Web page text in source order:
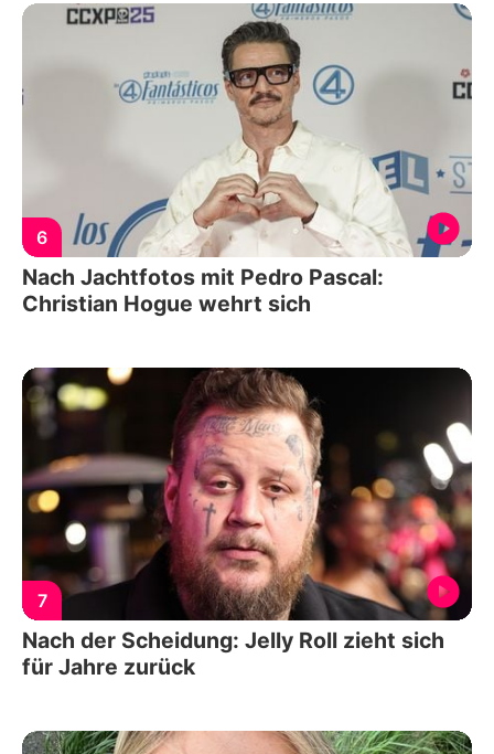
6
Nach Jachtfotos mit Pedro Pascal:
Christian Hogue wehrt sich
7
Nach der Scheidung: Jelly Roll zieht sich
für Jahre zurück